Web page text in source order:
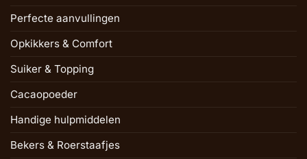
Perfecte aanvullingen
Opkikkers & Comfort
Suiker & Topping
Cacaopoeder
Handige hulpmiddelen
Bekers & Roerstaafjes